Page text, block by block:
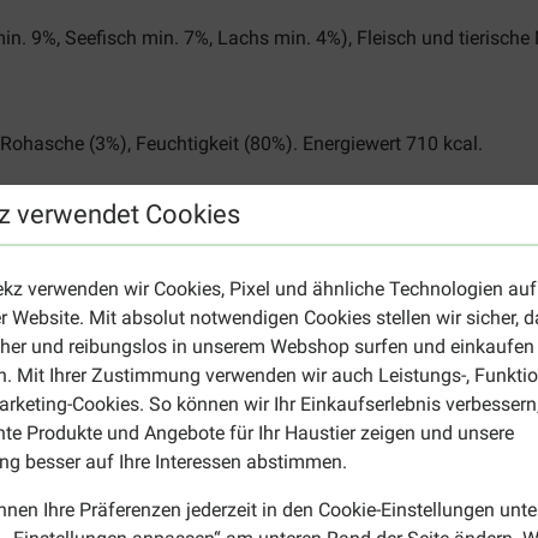
verwendet Cookies
verwenden wir Cookies, Pixel und ähnliche Technologien auf
Website. Mit absolut notwendigen Cookies stellen wir sicher,
und reibungslos in unserem Webshop surfen und einkaufen
Mit Ihrer Zustimmung verwenden wir auch Leistungs-,
Cookies. So können wir Ihr Einkaufserlebnis
Produkte und Angebote für Ihr Haustier zeigen und unsere
besser auf Ihre Interessen abstimmen.
Ihre Präferenzen jederzeit in den Cookie-Einstellungen
9%, Seefisch min. 7%, Lachs min. 4%), Fleisch und
(3%), Feuchtigkeit (80%). Energiewert 710 kcal.
Daily Katzen-Nassfutter
und 40% Trockenfutter anzubieten. Verteilen Sie die
ausreichend frisches Trinkwasser zur Verfügung hat.
von Almo Nature Daily mit Thunfisch und Lachs ist auf der
halten.
z.B. einem Futter mit leckerem Käse? Schauen Sie
finden Sie auf unserer SeiteAlmo Nature Katzenfutter.